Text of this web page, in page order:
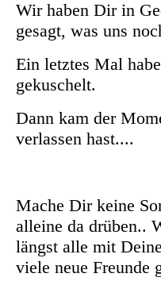
Wir haben Dir in
gesagt, was uns
Ein letztes Mal
gekuschelt.
Dann kam der
verlassen hast....
Mache Dir keine
alleine da drüben..
längst alle mit
viele neue Freunde